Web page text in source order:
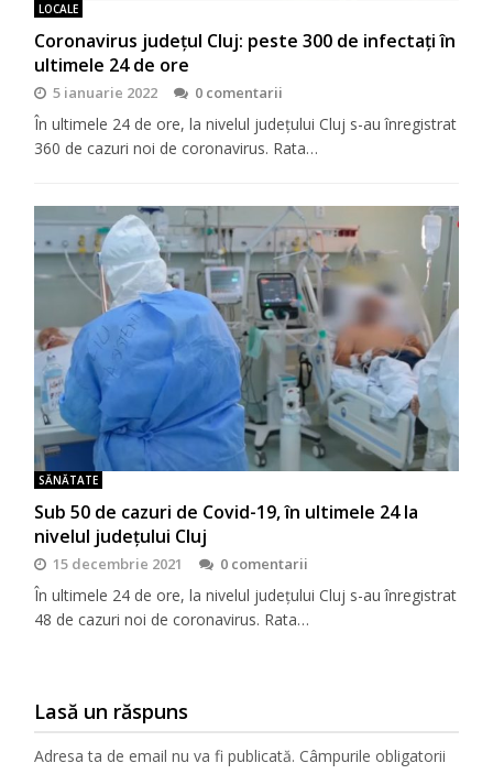
LOCALE
Coronavirus județul Cluj: peste 300 de infectați în
ultimele 24 de ore
5 ianuarie 2022 0 comentarii
În ultimele 24 de ore, la nivelul județului Cluj s-au înregistrat
360 de cazuri noi de coronavirus. Rata…
SĂNĂTATE
Sub 50 de cazuri de Covid-19, în ultimele 24 la
nivelul județului Cluj
15 decembrie 2021 0 comentarii
În ultimele 24 de ore, la nivelul județului Cluj s-au înregistrat
48 de cazuri noi de coronavirus. Rata…
Lasă un răspuns
Adresa ta de email nu va fi publicată. Câmpurile obligatorii